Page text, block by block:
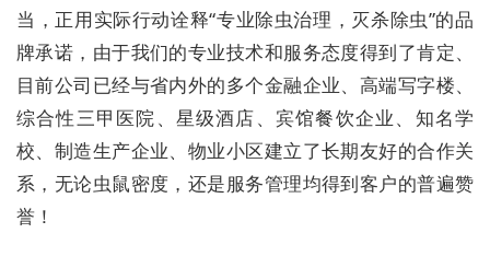
当，正用实际行动诠释“专业除虫治理，灭杀除虫”的品
牌承诺，由于我们的专业技术和服务态度得到了肯定、
目前公司已经与省内外的多个金融企业、高端写字楼、
综合性三甲医院、星级酒店、宾馆餐饮企业、知名学
校、制造生产企业、物业小区建立了长期友好的合作关
系，无论虫鼠密度，还是服务管理均得到客户的普遍赞
誉！